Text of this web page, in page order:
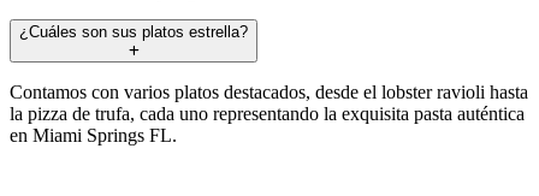
¿Cuáles son sus platos estrella?
Contamos con varios platos destacados, desde el lobster ravioli hasta
la pizza de trufa, cada uno representando la exquisita pasta auténtica
en Miami Springs FL.